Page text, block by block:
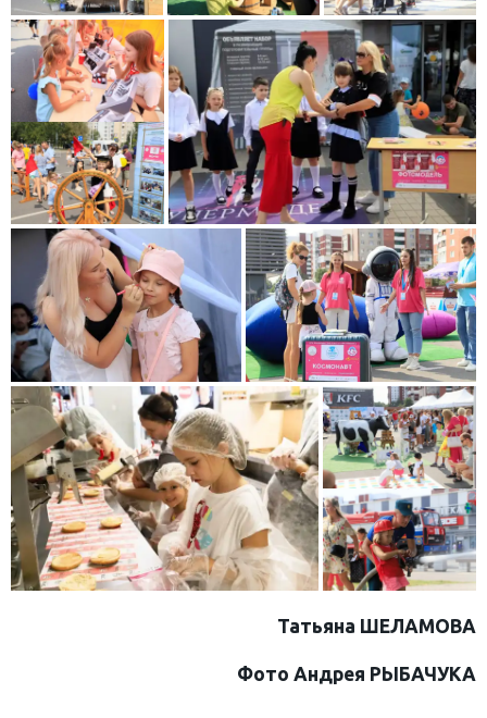
Татьяна ШЕЛАМОВА
Фото Андрея РЫБАЧУКА